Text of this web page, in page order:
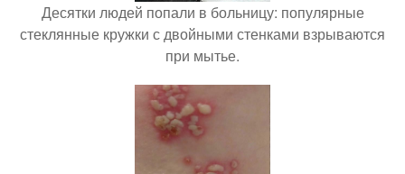
Десятки людей попали в больницу: популярные
стеклянные кружки с двойными стенками взрываются
при мытье.